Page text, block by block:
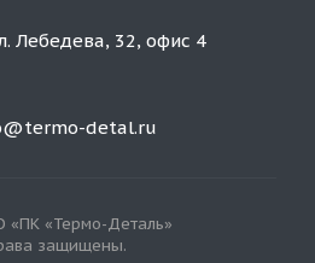
Лебедева, 32, офис 4
detal.ru
«Термо-Деталь»
защищены.